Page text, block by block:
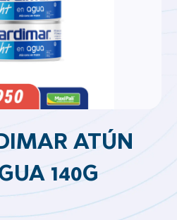
ATÚN
140G